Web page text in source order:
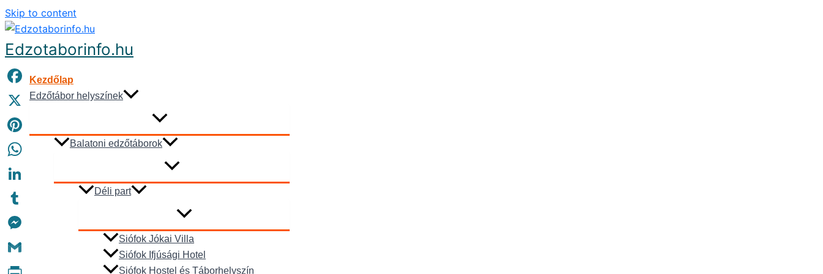
Skip to content
Edzotaborinfo.hu
Kezdőlap
Edzőtábor helyszínek
Balatoni edzőtáborok
Déli part
Siófok Jókai Villa
Siófok Ifjúsági Hotel
Siófok Hostel és Táborhelyszín
Facebook
X
Pinterest
WhatsApp
LinkedIn
Tumblr
Messenger
Gmail